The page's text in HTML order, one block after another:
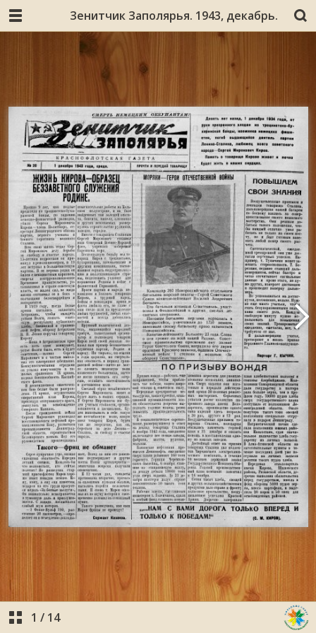
Зенитчик Заполярья. 1943, декабрь.
1 / 14